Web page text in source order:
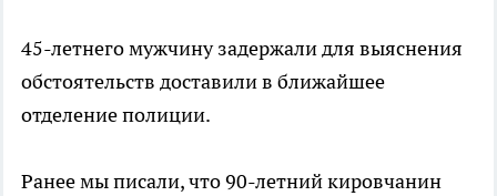
45-летнего мужчину задержали для выяснения
обстоятельств доставили в ближайшее
отделение полиции.
Ранее мы писали, что 90-летний кировчанин